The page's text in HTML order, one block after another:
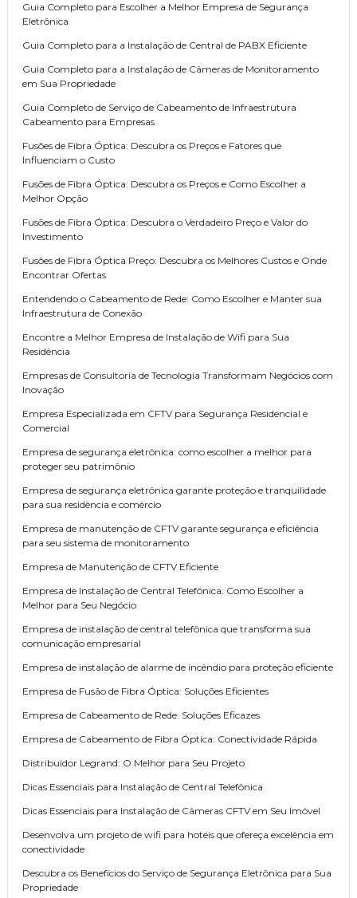
Guia Completo para Escolher a Melhor Empresa de Segurança
Eletrônica
Guia Completo para a Instalação de Central de PABX Eficiente
Guia Completo para a Instalação de Câmeras de Monitoramento
em Sua Propriedade
Guia Completo de Serviço de Cabeamento de Infraestrutura
Cabeamento para Empresas
Fusões de Fibra Óptica: Descubra os Preços e Fatores que
Influenciam o Custo
Fusões de Fibra Óptica: Descubra os Preços e Como Escolher a
Melhor Opção
Fusões de Fibra Óptica: Descubra o Verdadeiro Preço e Valor do
Investimento
Fusões de Fibra Óptica Preço: Descubra os Melhores Custos e Onde
Encontrar Ofertas
Entendendo o Cabeamento de Rede: Como Escolher e Manter sua
Infraestrutura de Conexão
Encontre a Melhor Empresa de Instalação de Wifi para Sua
Residência
Empresas de Consultoria de Tecnologia Transformam Negócios com
Inovação
Empresa Especializada em CFTV para Segurança Residencial e
Comercial
Empresa de segurança eletrônica: como escolher a melhor para
proteger seu patrimônio
Empresa de segurança eletrônica garante proteção e tranquilidade
para sua residência e comércio
Empresa de manutenção de CFTV garante segurança e eficiência
para seu sistema de monitoramento
Empresa de Manutenção de CFTV Eficiente
Empresa de Instalação de Central Telefônica: Como Escolher a
Melhor para Seu Negócio
Empresa de instalação de central telefônica que transforma sua
comunicação empresarial
Empresa de instalação de alarme de incêndio para proteção eficiente
Empresa de Fusão de Fibra Óptica: Soluções Eficientes
Empresa de Cabeamento de Rede: Soluções Eficazes
Empresa de Cabeamento de Fibra Óptica: Conectividade Rápida
Distribuidor Legrand: O Melhor para Seu Projeto
Dicas Essenciais para Instalação de Central Telefônica
Dicas Essenciais para Instalação de Câmeras CFTV em Seu Imóvel
Desenvolva um projeto de wifi para hoteis que ofereça excelência em
conectividade
Descubra os Benefícios do Serviço de Segurança Eletrônica para Sua
Propriedade